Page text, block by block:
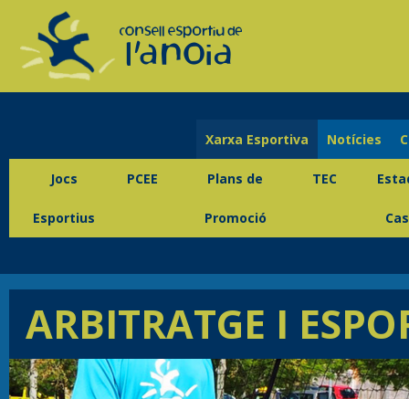
Xarxa Esportiva Notícies
Jocs
Esportius
PCEE Plans de
Promoció
TEC
ARBITRATGE I